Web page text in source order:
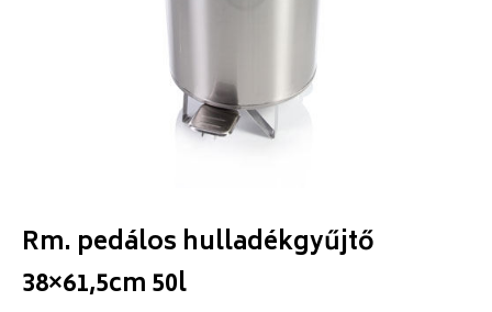
Rm. pedálos hulladékgyűjtő
38×61,5cm 50l